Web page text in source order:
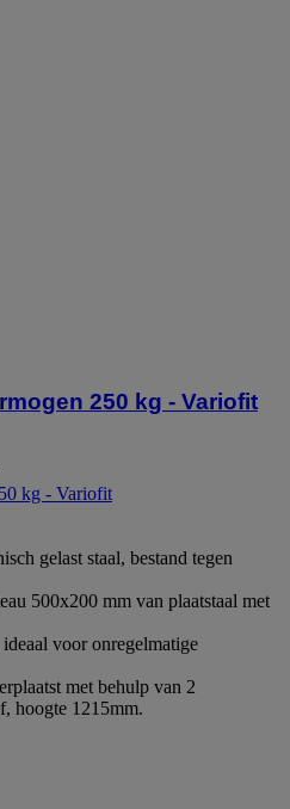
250 kg - Variofit
kg - Variofit
gelast staal, bestand tegen
500x200 mm van plaatstaal met
voor onregelmatige
met behulp van 2
hoogte 1215mm.